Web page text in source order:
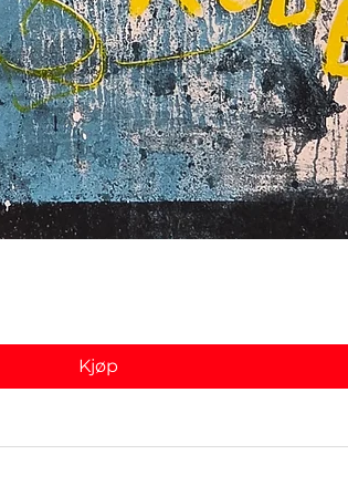
Kjøp